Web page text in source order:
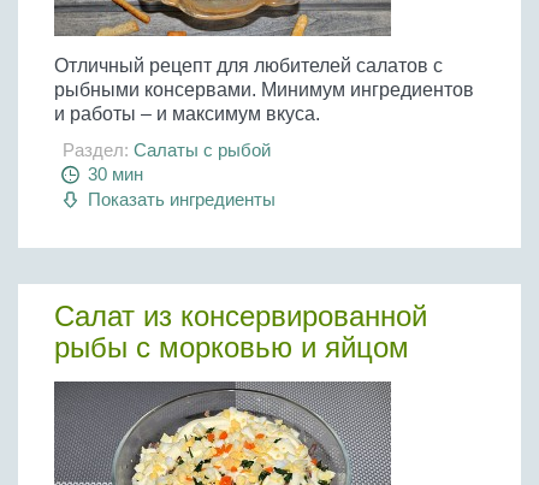
Отличный рецепт для любителей салатов с
рыбными консервами. Минимум ингредиентов
и работы – и максимум вкуса.
Раздел: Салаты с рыбой
30 мин
Показать ингредиенты
Салат из консервированной
рыбы с морковью и яйцом